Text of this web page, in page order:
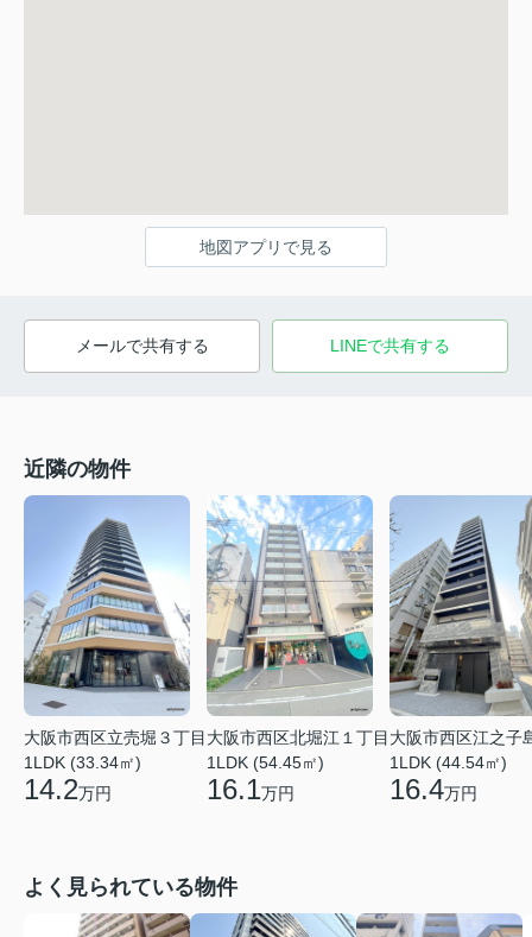
地図アプリで見る
メールで共有する LINEで共有する
近隣の物件
大阪市西区立売堀３丁目
1LDK (33.34㎡)
14.2万円
大阪市西区北堀江１丁目
1LDK (54.45㎡)
16.1万円
大阪市西区江之子
1LDK (44.54㎡)
16.4万円
よく見られている物件